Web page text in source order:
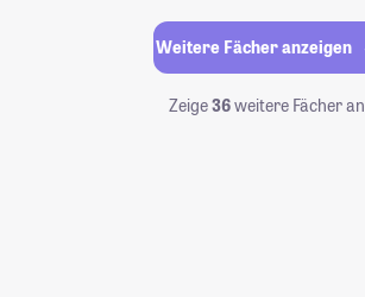
Weitere Fächer anzeigen
Zeige36weitere Fächer an